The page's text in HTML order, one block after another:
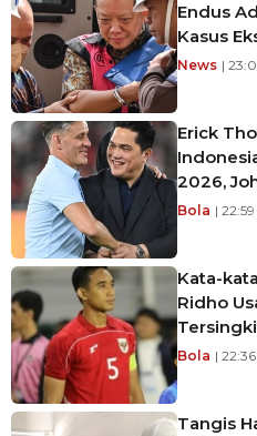
Endus
Kasus
News |
Erick
2026,
Bola |
Kata-
Ridho
Bola |
Tangis